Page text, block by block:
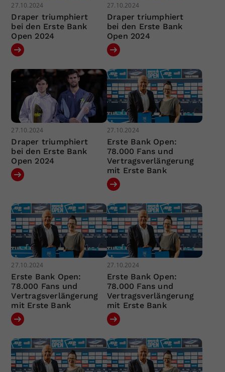
27.10.2024
Draper triumphiert
bei den Erste Bank
Open 2024
27.10.2024
Draper triumphiert
bei den Erste Bank
Open 2024
27.10.2024
Draper triumphiert
bei den Erste Bank
Open 2024
27.10.2024
Erste Bank Open:
78.000 Fans und
Vertragsverlängerung
mit Erste Bank
27.10.2024
Erste Bank Open:
78.000 Fans und
Vertragsverlängerung
mit Erste Bank
27.10.2024
Erste Bank Open:
78.000 Fans und
Vertragsverlängerung
mit Erste Bank